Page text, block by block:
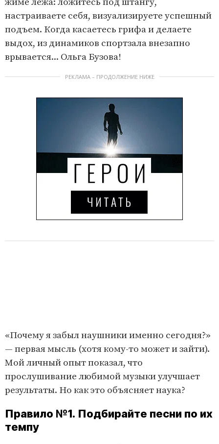
жиме лежа: ложитесь под штангу,
настраиваете себя, визуализируете успешный
подъем. Когда касаетесь грифа и делаете
выдох, из динамиков спортзала внезапно
врывается... Ольга Бузова!
РЕКЛАМА – ПРОДОЛЖЕНИЕ НИЖЕ
«Почему я забыл наушники именно сегодня?»
— первая мысль (хотя кому-то может и зайти).
Мой личный опыт показал, что
прослушивание любимой музыки улучшает
результаты. Но как это объясняет наука?
Правило №1. Подбирайте песни по их
темпу